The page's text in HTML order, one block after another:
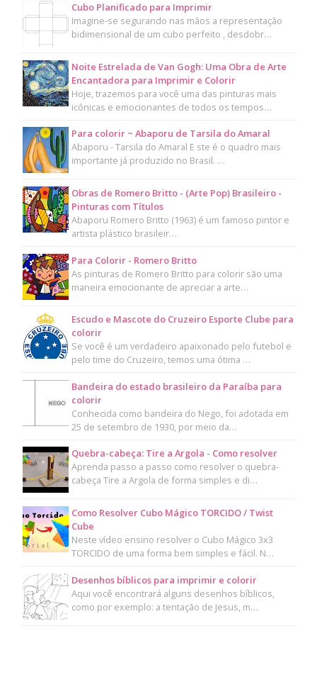
Cubo Planificado para Imprimir
Imagine-se segurando nas mãos a representação
bidimensional de um cubo perfeito , desdobr…
Noite Estrelada de Van Gogh: Uma Obra de Arte
Encantadora para Imprimir e Colorir
Hoje, trazemos para você uma das pinturas mais
icônicas e emocionantes de todos os tempos…
Para colorir ~ Abaporu de Tarsila do Amaral
Abaporu - Tarsila do Amaral E ste é o quadro mais
importante já produzido no Brasil. …
Obras de Romero Britto - (Arte Pop) Brasileiro -
Pinturas com Títulos
Abaporu Romero Britto (1963) é um famoso pintor e
artista plástico brasileir…
Para Colorir - Romero Britto
As pinturas de Romero Britto para colorir são uma
maneira emocionante de apreciar a arte…
Escudo e Mascote do Cruzeiro Esporte Clube para
colorir
Se você é um verdadeiro apaixonado pelo futebol e
pelo time do Cruzeiro, temos uma ótima …
Bandeira do estado brasileiro da Paraíba para
colorir
Conhecida como bandeira do Nego, foi adotada em
25 de setembro de 1930, por meio da…
Quebra-cabeça: Tire a Argola - Como resolver
Aprenda passo a passo como resolver o quebra-
cabeça Tire a Argola de forma simples e di…
Como Resolver Cubo Mágico TORCIDO / Twist
Cube
Neste vídeo ensino resolver o Cubo Mágico 3x3
TORCIDO de uma forma bem simples e fácil. N…
Desenhos bíblicos para imprimir e colorir
Aqui você encontrará alguns desenhos bíblicos,
como por exemplo: a tentação de Jesus, m…